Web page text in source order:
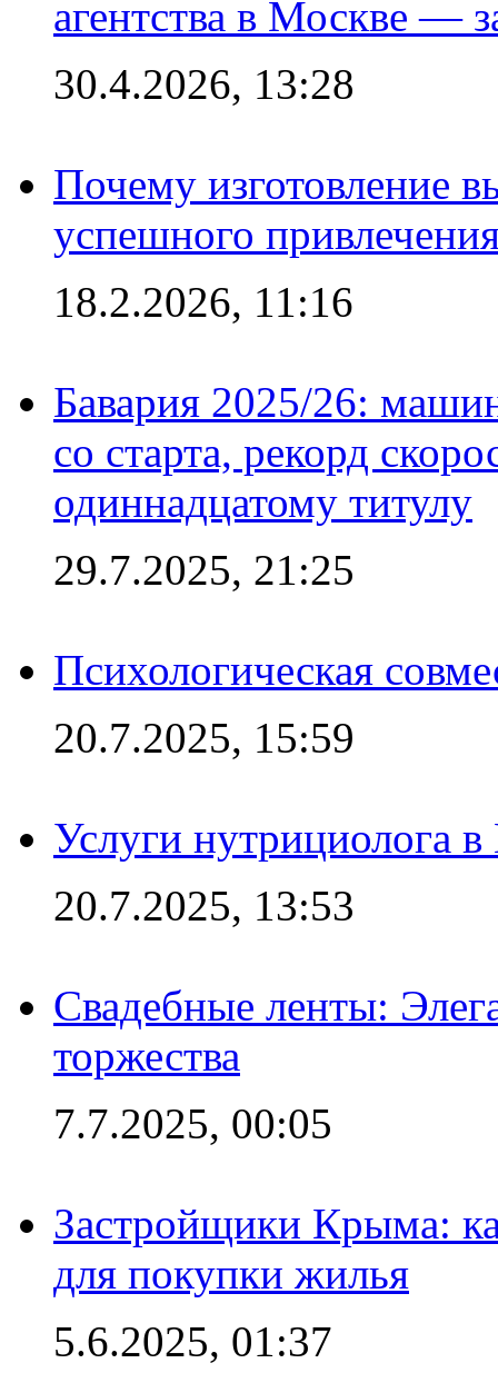
агентства в Москве —
30.4.2026, 13:28
Почему изготовление
успешного
18.2.2026, 11:16
Бавария 2025/26:
со старта, рекорд
одиннадцатому титулу
29.7.2025, 21:25
Психологическая
20.7.2025, 15:59
Услуги нутрициолога
20.7.2025, 13:53
Свадебные ленты:
торжества
7.7.2025, 00:05
Застройщики Крыма:
для покупки жилья
5.6.2025, 01:37